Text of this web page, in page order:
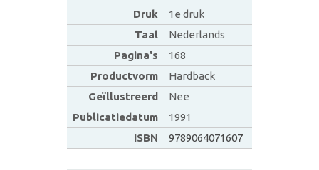
Druk
1e druk
Taal
Nederlands
Pagina's
168
Productvorm
Hardback
Geïllustreerd
Nee
Publicatiedatum
1991
ISBN
9789064071607